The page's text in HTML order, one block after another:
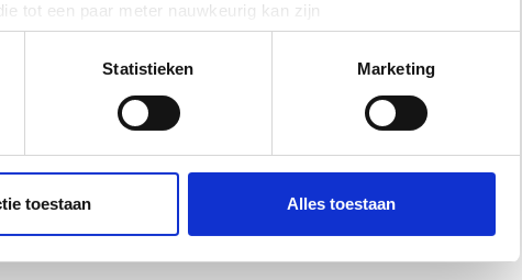
tot een paar meter nauwkeurig kan zijn
specifieke eigenschappen (fingerprinting)
en stel uw voorkeuren in het
detailgedeeltein. U kunt uw
uw gebruik van onze site met onze partners voor social
combineren met andere informatie die u aan ze heeft
Statistieken Marketing
toestaan Alles toestaan